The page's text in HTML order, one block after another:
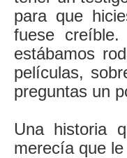
para que
fuese
estábamos
películas,
preguntas un
Una historia
merecía que